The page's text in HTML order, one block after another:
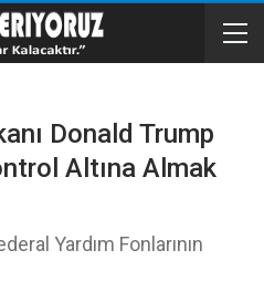
Donald Trump
Altına Almak
Yardım Fonlarının